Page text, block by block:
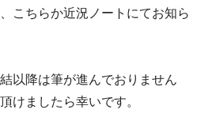
こちらか近況ノートにてお知ら
以降は筆が進んでおりません
けましたら幸いです。